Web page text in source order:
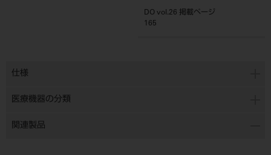
DO vol.26 掲載ページ
165
仕様
医療機器の分類
関連製品